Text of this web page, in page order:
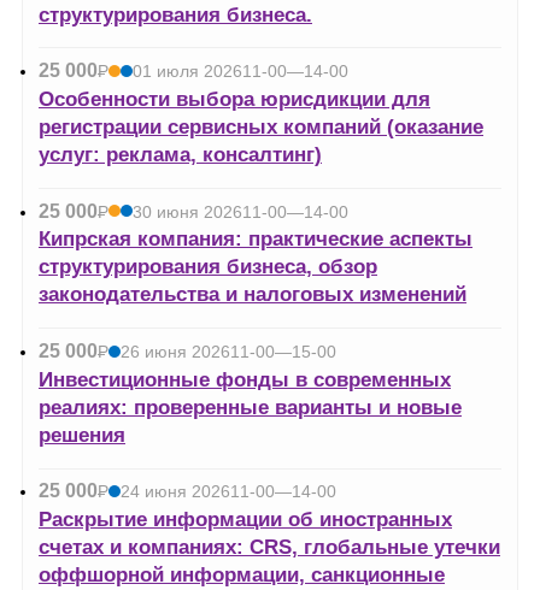
структурирования бизнеса.
25 000Р
УБ.
01 июля 202611-00—14-00
Особенности выбора юрисдикции для
регистрации сервисных компаний (оказание
услуг: реклама, консалтинг)
25 000Р
УБ.
30 июня 202611-00—14-00
Кипрская компания: практические аспекты
структурирования бизнеса, обзор
законодательства и налоговых изменений
25 000Р
УБ.
26 июня 202611-00—15-00
Инвестиционные фонды в современных
реалиях: проверенные варианты и новые
решения
25 000Р
УБ.
24 июня 202611-00—14-00
Раскрытие информации об иностранных
счетах и компаниях: CRS, глобальные утечки
оффшорной информации, санкционные